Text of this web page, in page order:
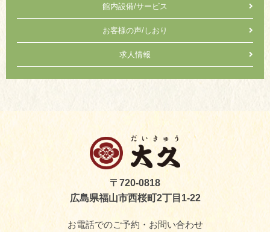
館内設備/サービス
お客様の声/しおり
求人情報
〒720-0818
広島県福山市西桜町2丁目1-22
お電話でのご予約・お問い合わせ